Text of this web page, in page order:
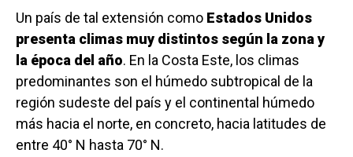
Un país de tal extensión como Estados Unidos
presenta climas muy distintos según la zona y
la época del año. En la Costa Este, los climas
predominantes son el húmedo subtropical de la
región sudeste del país y el continental húmedo
más hacia el norte, en concreto, hacia latitudes de
entre 40° N hasta 70° N.